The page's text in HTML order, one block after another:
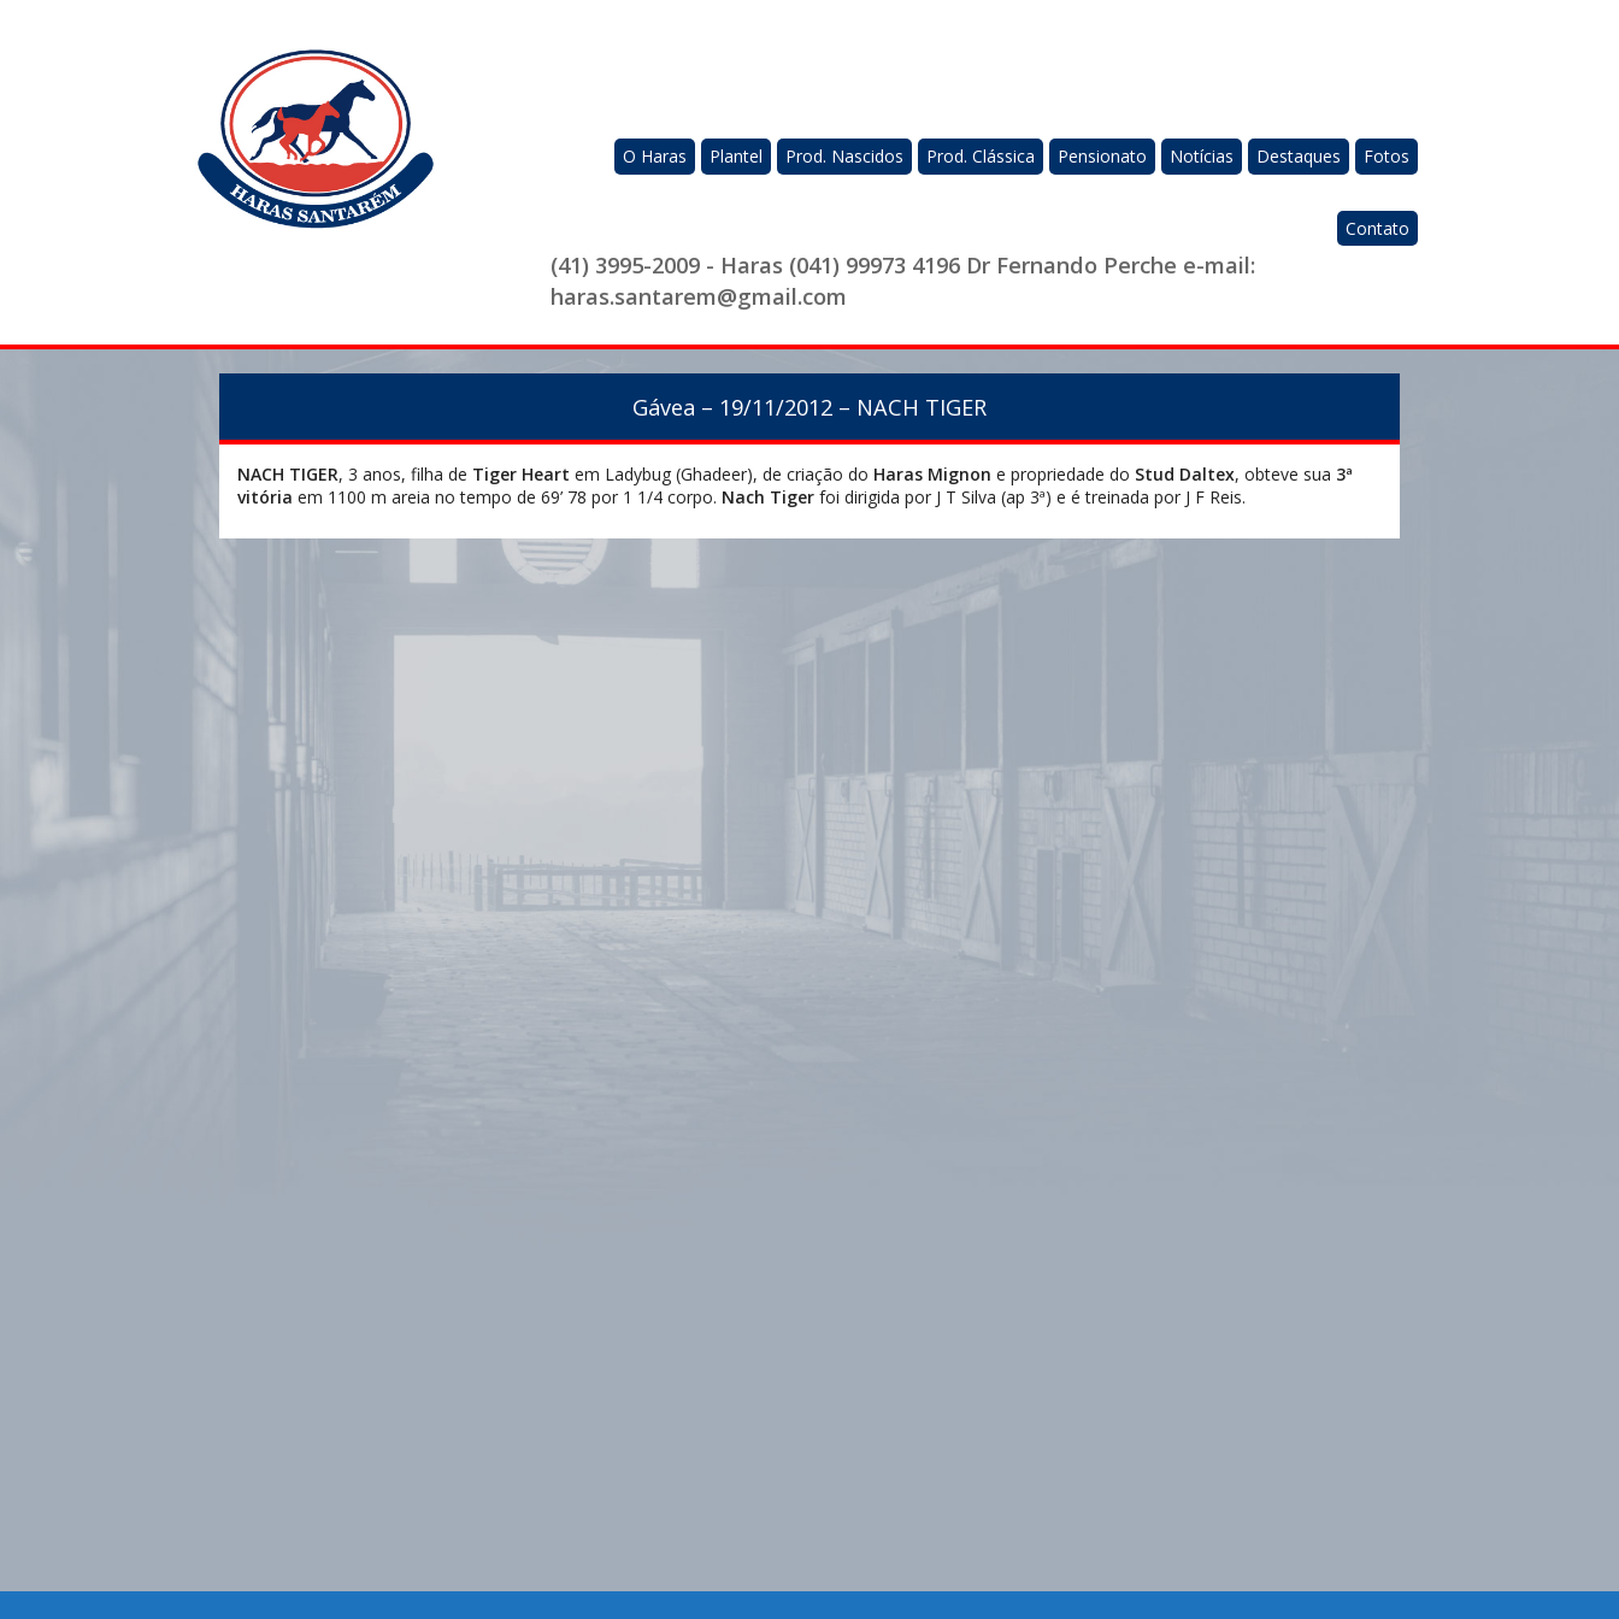
O Haras Plantel Prod. Nascidos Prod. Clássica Pensionato Notícias Destaques Fotos
Contato
(41) 3995-2009 - Haras (041) 99973 4196 Dr Fernando Perche e-mail:
haras.santarem@gmail.com
Gávea – 19/11/2012 – NACH TIGER
NACH TIGER, 3 anos, filha de Tiger Heart em Ladybug (Ghadeer), de criação do Haras Mignon e propriedade do Stud Daltex, obteve sua 3ª
vitória em 1100 m areia no tempo de 69’ 78 por 1 1/4 corpo. Nach Tiger foi dirigida por J T Silva (ap 3ª) e é treinada por J F Reis.